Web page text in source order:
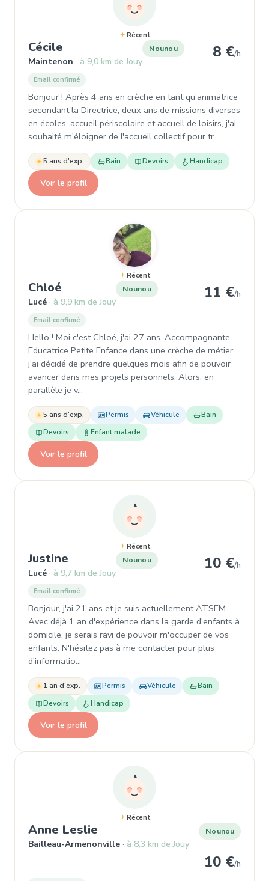
Récent
Cécile , Nounou à Maintenon
Maintenon à 9,0 km de Jouy
Nounou 8 €/h
Email confirmé
Bonjour ! Après 4 ans en crèche en tant qu'animatrice
secondant la Directrice, deux ans de missions diverses
en écoles, accueil périscolaire et accueil de loisirs, j'ai
souhaité m'éloigner de l'accueil collectif pour tr…
5 ans d'exp. Bain Devoirs Handicap
Voir le profil
Récent
Chloé , Nounou à Lucé
Lucé à 9,9 km de Jouy
Nounou 11 €/h
Email confirmé
Hello ! Moi c'est Chloé, j'ai 27 ans. Accompagnante
Educatrice Petite Enfance dans une crèche de métier;
j'ai décidé de prendre quelques mois afin de pouvoir
avancer dans mes projets personnels. Alors, en
parallèle je v…
5 ans d'exp. Permis Véhicule
Bain
Devoirs
Enfant malade
Voir le profil
Récent
Justine , Nounou à Lucé
Lucé à 9,7 km de Jouy
Nounou 10 €/h
Email confirmé
Bonjour, j'ai 21 ans et je suis actuellement ATSEM.
Avec déjà 1 an d'expérience dans la garde d'enfants à
domicile, je serais ravi de pouvoir m'occuper de vos
enfants. N'hésitez pas à me contacter pour plus
d'informatio…
1 an d'exp. Permis Véhicule
Bain
Devoirs
Handicap
Voir le profil
Récent
Anne Leslie , Nounou à Bailleau-
Bailleau-Armenonville à 8,3 km de Jouy
Nounou
10 €/h